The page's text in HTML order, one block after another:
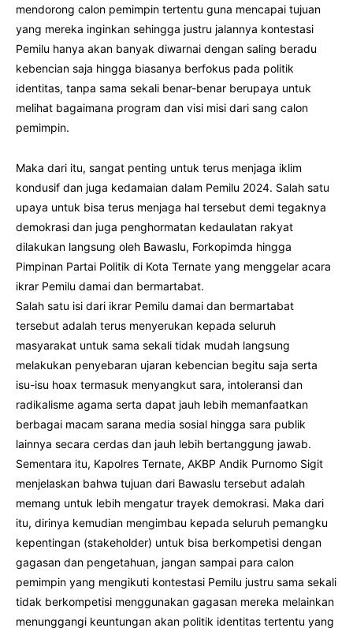
mendorong calon pemimpin tertentu guna mencapai tujuan
yang mereka inginkan sehingga justru jalannya kontestasi
Pemilu hanya akan banyak diwarnai dengan saling beradu
kebencian saja hingga biasanya berfokus pada politik
identitas, tanpa sama sekali benar-benar berupaya untuk
melihat bagaimana program dan visi misi dari sang calon
pemimpin.
Maka dari itu, sangat penting untuk terus menjaga iklim
kondusif dan juga kedamaian dalam Pemilu 2024. Salah satu
upaya untuk bisa terus menjaga hal tersebut demi tegaknya
demokrasi dan juga penghormatan kedaulatan rakyat
dilakukan langsung oleh Bawaslu, Forkopimda hingga
Pimpinan Partai Politik di Kota Ternate yang menggelar acara
ikrar Pemilu damai dan bermartabat.
Salah satu isi dari ikrar Pemilu damai dan bermartabat
tersebut adalah terus menyerukan kepada seluruh
masyarakat untuk sama sekali tidak mudah langsung
melakukan penyebaran ujaran kebencian begitu saja serta
isu-isu hoax termasuk menyangkut sara, intoleransi dan
radikalisme agama serta dapat jauh lebih memanfaatkan
berbagai macam sarana media sosial hingga sara publik
lainnya secara cerdas dan jauh lebih bertanggung jawab.
Sementara itu, Kapolres Ternate, AKBP Andik Purnomo Sigit
menjelaskan bahwa tujuan dari Bawaslu tersebut adalah
memang untuk lebih mengatur trayek demokrasi. Maka dari
itu, dirinya kemudian mengimbau kepada seluruh pemangku
kepentingan (stakeholder) untuk bisa berkompetisi dengan
gagasan dan pengetahuan, jangan sampai para calon
pemimpin yang mengikuti kontestasi Pemilu justru sama sekali
tidak berkompetisi menggunakan gagasan mereka melainkan
menunggangi keuntungan akan politik identitas tertentu yang